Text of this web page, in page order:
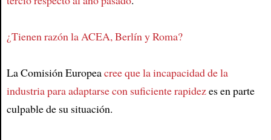
¿Tienen razón la ACEA, Berlín y Roma?
La Comisión Europeacree que la incapacidad de la
industria para adaptarse con suficiente rapidezes en parte
culpable de su situación.